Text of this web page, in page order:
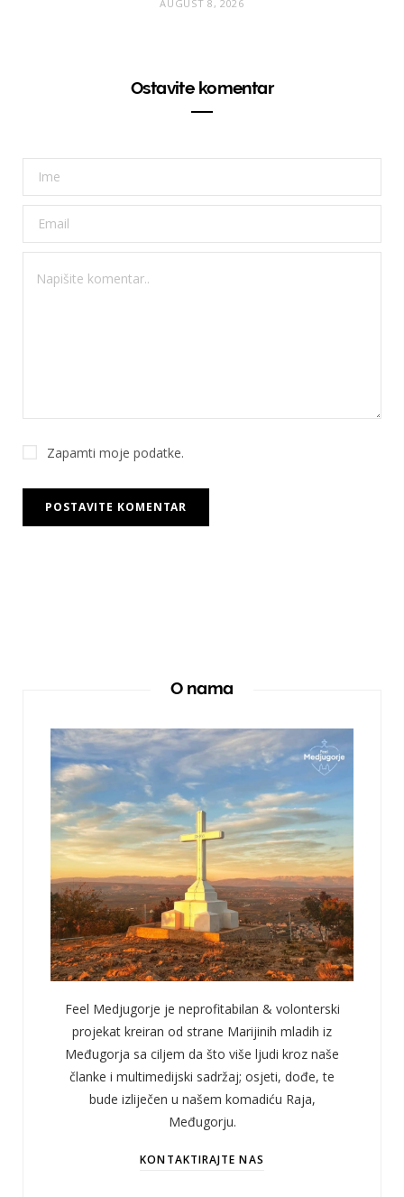
AUGUST 8, 2026
Ostavite komentar
Zapamti moje podatke.
O nama
Feel Medjugorje je neprofitabilan & volonterski
projekat kreiran od strane Marijinih mladih iz
Međugorja sa ciljem da što više ljudi kroz naše
članke i multimedijski sadržaj; osjeti, dođe, te
bude izliječen u našem komadiću Raja,
Međugorju.
KONTAKTIRAJTE NAS